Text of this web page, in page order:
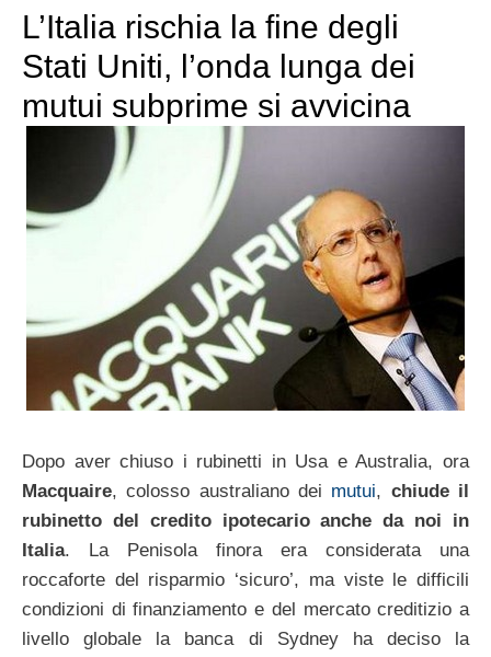
L’Italia rischia la fine degli
Stati Uniti, l’onda lunga dei
mutui subprime si avvicina
Dopo aver chiuso i rubinetti in Usa e Australia, ora
Macquaire, colosso australiano dei mutui, chiude il
rubinetto del credito ipotecario anche da noi in
Italia. La Penisola finora era considerata una
roccaforte del risparmio ‘sicuro’, ma viste le difficili
condizioni di finanziamento e del mercato creditizio a
livello globale la banca di Sydney ha deciso la